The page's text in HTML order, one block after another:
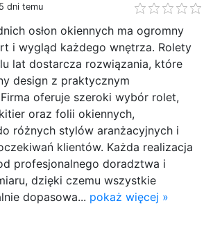
dni temu
osłon okiennych ma ogromny
i wygląd każdego wnętrza. Rolety
lat dostarcza rozwiązania, które
design z praktycznym
oferuje szeroki wybór rolet,
oraz folii okiennych,
różnych stylów aranżacyjnych i
klientów. Każda realizacja
profesjonalnego doradztwa i
dzięki czemu wszystkie
dopasowa... pokaż więcej »